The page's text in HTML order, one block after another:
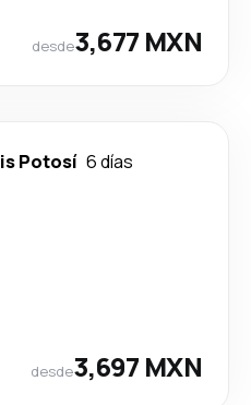
desde3,677 MXN
Potosí 6 días
desde3,697 MXN